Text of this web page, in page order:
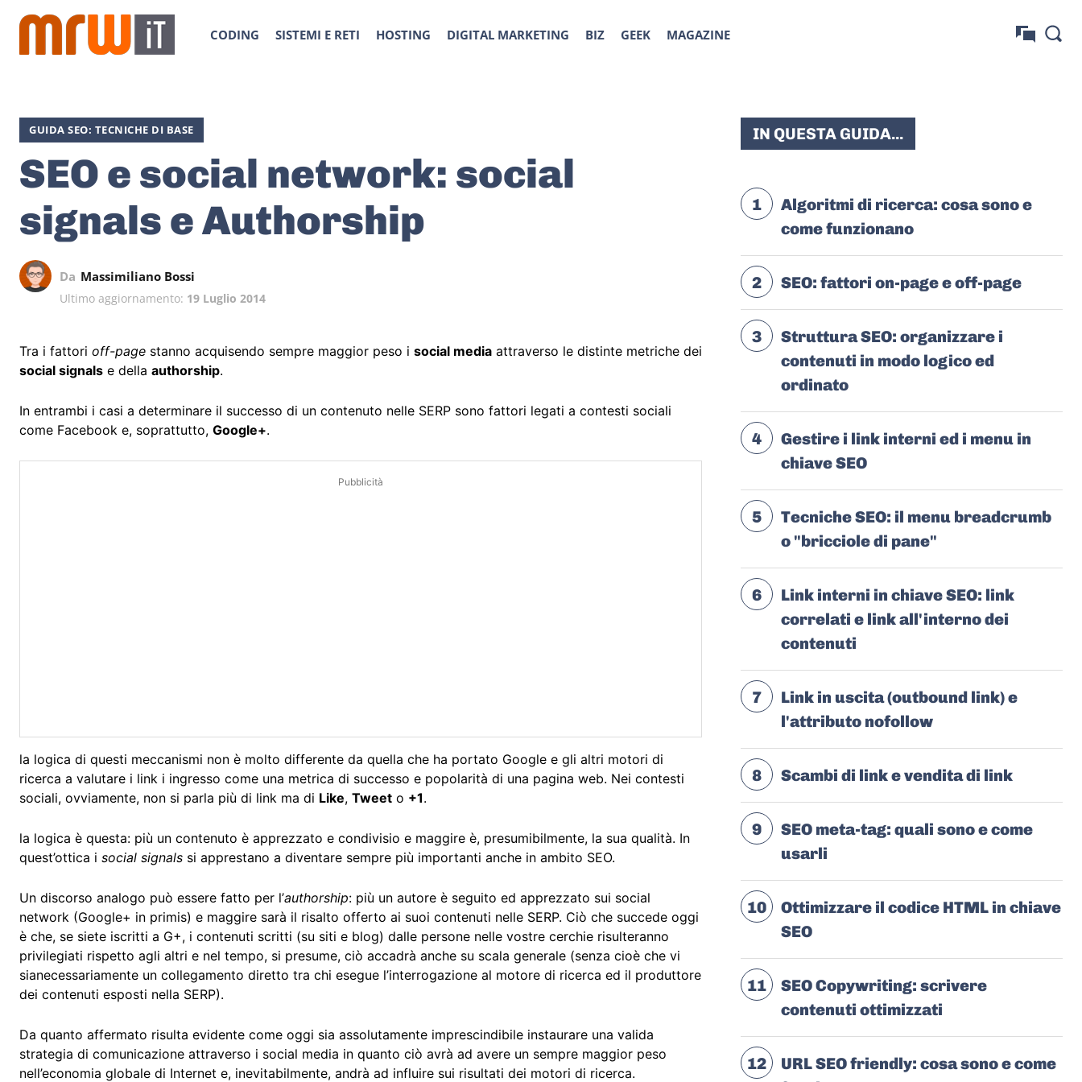
CODING SISTEMI E RETI HOSTING DIGITAL MARKETING BIZ GEEK MAGAZINE
GUIDA SEO: TECNICHE DI BASE
SEO e social network: social
signals e Authorship
Da Massimiliano Bossi
Ultimo aggiornamento: 19 Luglio 2014
Tra i fattori off-page stanno acquisendo sempre maggior peso i social media attraverso le distinte metriche dei
social signals e della authorship.
In entrambi i casi a determinare il successo di un contenuto nelle SERP sono fattori legati a contesti sociali
come Facebook e, soprattutto, Google+.
Pubblicità
la logica di questi meccanismi non è molto differente da quella che ha portato Google e gli altri motori di
ricerca a valutare i link i ingresso come una metrica di successo e popolarità di una pagina web. Nei contesti
sociali, ovviamente, non si parla più di link ma di Like, Tweet o +1.
la logica è questa: più un contenuto è apprezzato e condivisio e maggire è, presumibilmente, la sua qualità. In
quest’ottica i social signals si apprestano a diventare sempre più importanti anche in ambito SEO.
Un discorso analogo può essere fatto per l’authorship: più un autore è seguito ed apprezzato sui social
network (Google+ in primis) e maggire sarà il risalto offerto ai suoi contenuti nelle SERP. Ciò che succede oggi
è che, se siete iscritti a G+, i contenuti scritti (su siti e blog) dalle persone nelle vostre cerchie risulteranno
privilegiati rispetto agli altri e nel tempo, si presume, ciò accadrà anche su scala generale (senza cioè che vi
sianecessariamente un collegamento diretto tra chi esegue l’interrogazione al motore di ricerca ed il produttore
dei contenuti esposti nella SERP).
Da quanto affermato risulta evidente come oggi sia assolutamente imprescindibile instaurare una valida
strategia di comunicazione attraverso i social media in quanto ciò avrà ad avere un sempre maggior peso
nell’economia globale di Internet e, inevitabilmente, andrà ad influire sui risultati dei motori di ricerca.
IN QUESTA GUIDA...
1
Algoritmi di ricerca: cosa sono e
come funzionano
2 SEO: fattori on-page e off-page
3
Struttura SEO: organizzare i
contenuti in modo logico ed
ordinato
4
Gestire i link interni ed i menu in
chiave SEO
5
Tecniche SEO: il menu breadcrumb
o "bricciole di pane"
6
Link interni in chiave SEO: link
correlati e link all'interno dei
contenuti
7
Link in uscita (outbound link) e
l'attributo nofollow
8 Scambi di link e vendita di link
9
SEO meta-tag: quali sono e come
usarli
10
Ottimizzare il codice HTML in chiave
SEO
11
SEO Copywriting: scrivere
contenuti ottimizzati
12
URL SEO friendly: cosa sono e come